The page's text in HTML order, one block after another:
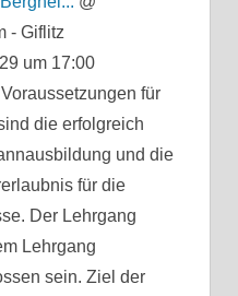
- Giflitz
um 17:00
für
die erfolgreich
und die
für die
Der Lehrgang
Lehrgang
sein. Ziel der